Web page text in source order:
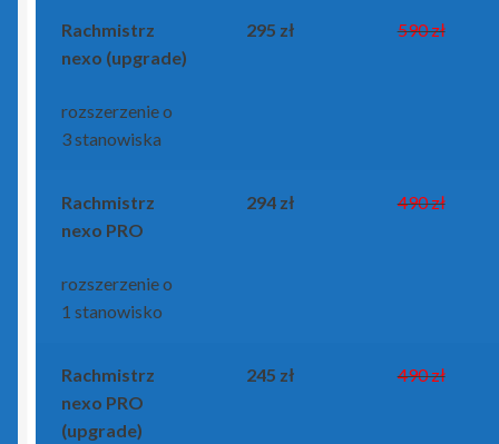
Rachmistrz
nexo (upgrade)
rozszerzenie o
3 stanowiska
295 zł 590 zł
Rachmistrz
nexo PRO
rozszerzenie o
1 stanowisko
294 zł 490 zł
Rachmistrz
nexo PRO
(upgrade)
245 zł 490 zł